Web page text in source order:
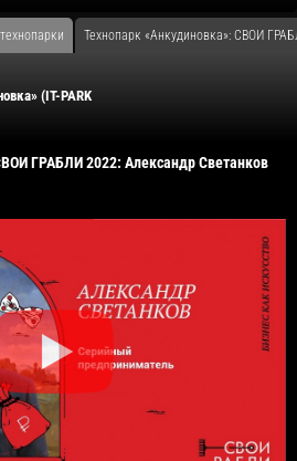
​Технопарк «Анкудиновка»: СВОИ
(IT-PARK
ГРАБЛИ 2022: Александр Светанков